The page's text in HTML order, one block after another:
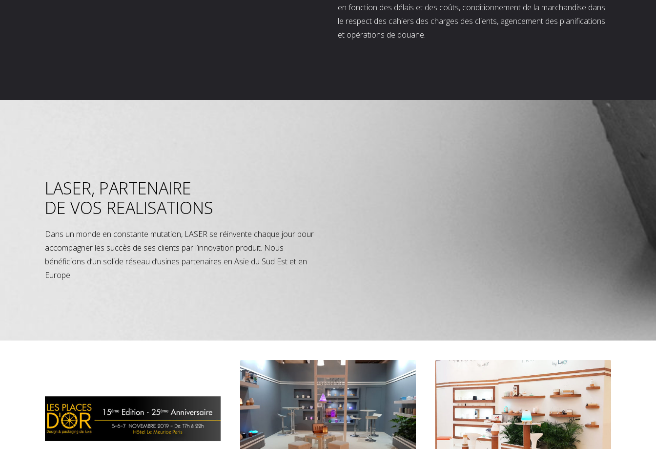
en fonction des délais et des coûts, conditionnement de la marchandise dans
le respect des cahiers des charges des clients, agencement des planifications
et opérations de douane.
LASER, PARTENAIRE
DE VOS REALISATIONS
Dans un monde en constante mutation, LASER se réinvente chaque jour pour
accompagner les succès de ses clients par l’innovation produit. Nous
bénéficions d’un solide réseau d’usines partenaires en Asie du Sud Est et en
Europe.